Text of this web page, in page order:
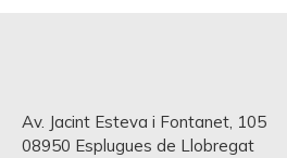
Av. Jacint Esteva i Fontanet, 105
08950 Esplugues de Llobregat